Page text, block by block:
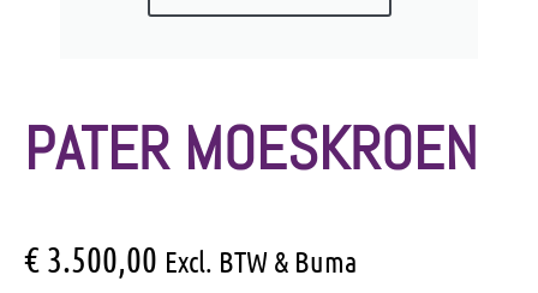
PATER MOESKROEN
€ 3.500,00 Excl. BTW & Buma